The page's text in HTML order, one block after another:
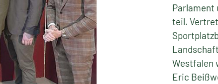
Parlament
teil.
Westfalen
Eric